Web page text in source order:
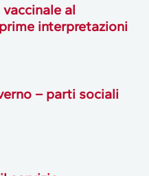
al
interpretazioni
– parti sociali